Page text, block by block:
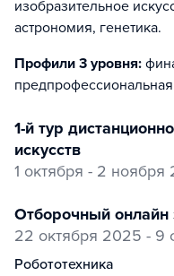
изобразительное
астрономия, генетика.
Профили 3 уровня:
1-й тур дистанционного этапа по истории
искусств
1 октября - 2 ноября
отборочный онлайн
22 октября 2025 - 9
робототехника